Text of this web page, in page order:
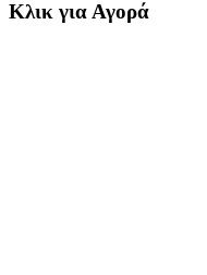
Κλικ για Αγορά